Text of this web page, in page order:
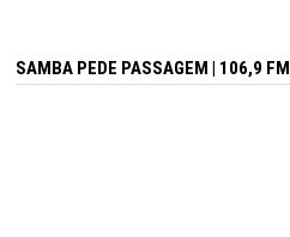
SAMBA PEDE PASSAGEM | 106,9 FM